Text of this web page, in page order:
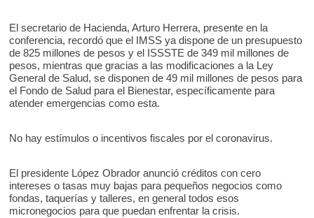
El secretario de Hacienda, Arturo Herrera, presente en la
conferencia, recordó que el IMSS ya dispone de un presupuesto
de 825 millones de pesos y el ISSSTE de 349 mil millones de
pesos, mientras que gracias a las modificaciones a la Ley
General de Salud, se disponen de 49 mil millones de pesos para
el Fondo de Salud para el Bienestar, específicamente para
atender emergencias como esta.
No hay estímulos o incentivos fiscales por el coronavirus.
El presidente López Obrador anunció créditos con cero
intereses o tasas muy bajas para pequeños negocios como
fondas, taquerías y talleres, en general todos esos
micronegocios para que puedan enfrentar la crisis.